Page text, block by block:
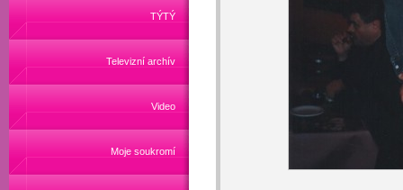
TÝTÝ
Televizní archív
Video
Moje soukromí